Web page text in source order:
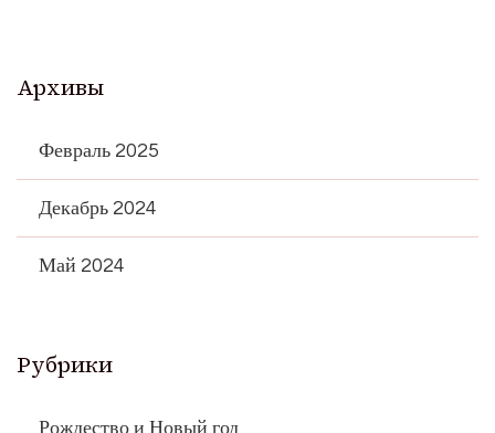
Архивы
Февраль 2025
Декабрь 2024
Май 2024
Рубрики
Рождество и Новый год